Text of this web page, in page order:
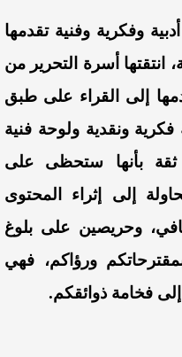
وفكرية وفنية تقدمها
انتقتها أسرة التحرير من
إلى القراء على طبق
ونقدية ولوحة فنية
بأنها ستحظى على
إلى إثراء المحتوى
وحريصين على بلوغ
ورؤاكم، فهي
إلى فخامة ذوائقكم.